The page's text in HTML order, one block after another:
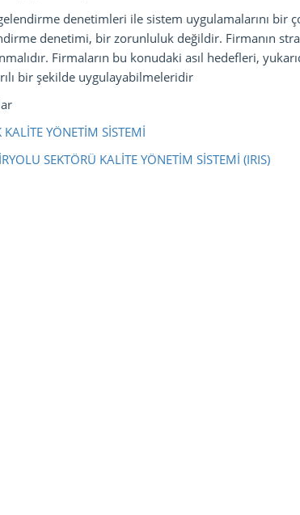
denetimleri ile sistem uygulamalarını bir
denetimi, bir zorunluluk değildir. Firmanın
Firmaların bu konudaki asıl hedefleri,
bir şekilde uygulayabilmeleridir
YÖNETİM SİSTEMİ
SEKTÖRÜ KALİTE YÖNETİM SİSTEMİ (IRIS)